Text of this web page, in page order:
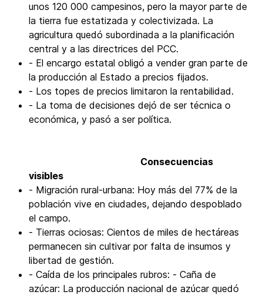
unos 120 000 campesinos, pero la mayor parte de
la tierra fue estatizada y colectivizada. La
agricultura quedó subordinada a la planificación
central y a las directrices del PCC.
- El encargo estatal obligó a vender gran parte de
la producción al Estado a precios fijados.
- Los topes de precios limitaron la rentabilidad.
- La toma de decisiones dejó de ser técnica o
económica, y pasó a ser política.
Consecuencias
visibles
- Migración rural-urbana: Hoy más del 77% de la
población vive en ciudades, dejando despoblado
el campo.
- Tierras ociosas: Cientos de miles de hectáreas
permanecen sin cultivar por falta de insumos y
libertad de gestión.
- Caída de los principales rubros: - Caña de
azúcar: La producción nacional de azúcar quedó